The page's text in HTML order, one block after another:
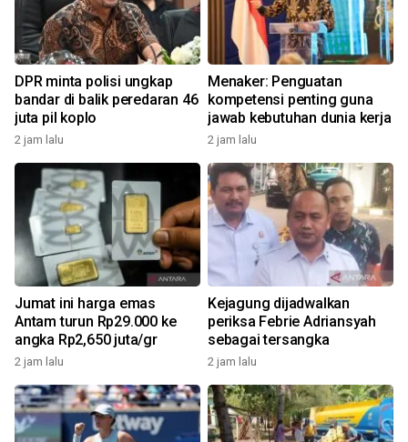
DPR minta polisi ungkap
bandar di balik peredaran 46
juta pil koplo
2 jam lalu
Menaker: Penguatan
kompetensi penting guna
jawab kebutuhan dunia kerja
2 jam lalu
Jumat ini harga emas
Antam turun Rp29.000 ke
angka Rp2,650 juta/gr
2 jam lalu
Kejagung dijadwalkan
periksa Febrie Adriansyah
sebagai tersangka
2 jam lalu